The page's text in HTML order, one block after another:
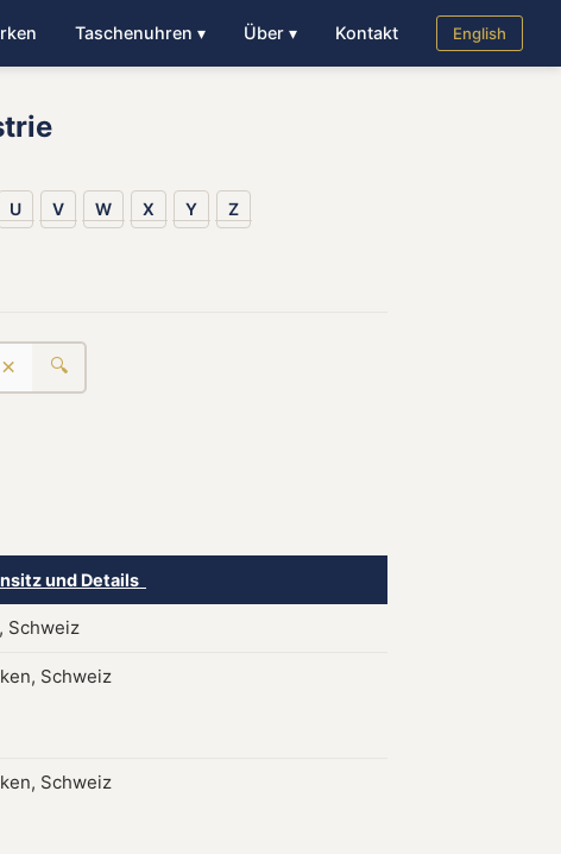
Taschenuhren ▾ Über ▾ Kontakt English
U V W X Y Z
× 🔍
und Details
Schweiz
Schweiz
Schweiz